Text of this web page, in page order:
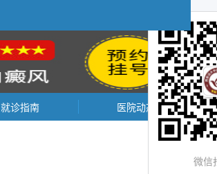
就诊指南 医院动态
微信